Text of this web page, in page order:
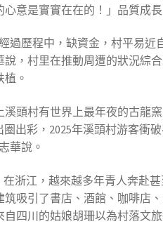
意是實實在在的！」品質成
過歷程中，缺資金，村平易
，村里在推動周遭的狀況綜
。
頭村有世界上最年夜的古龍
出彩，2025年溪頭村游客衝
華說。
浙江，越來越多年青人奔赴
吸引了書店、酒館、咖啡店
四川的姑娘胡珊以為村落文